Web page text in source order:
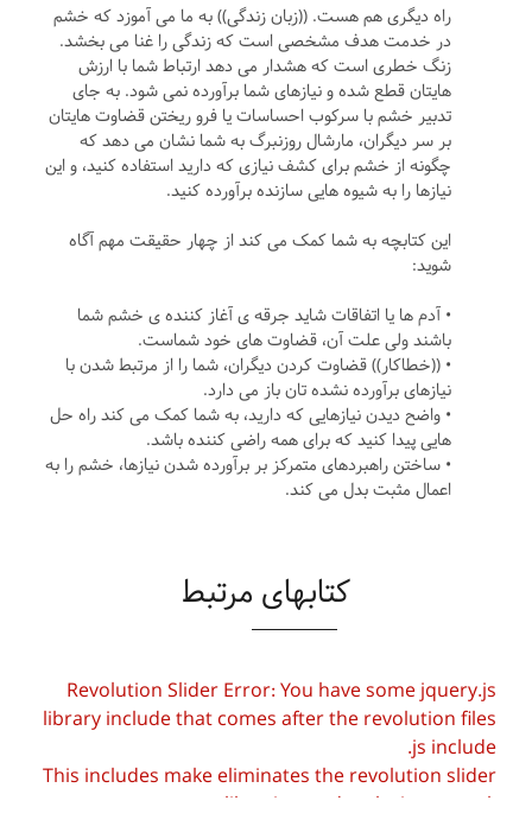
راه دیگری هم هست. ((زبان زندگی)) به ما می آموزد که خشم
در خدمت هدف مشخصی است که زندگی را غنا می بخشد.
زنگ خطری است که هشدار می دهد ارتباط شما با ارزش
هایتان قطع شده و نیازهای شما برآورده نمی شود. به جای
تدبیر خشم با سرکوب احساسات یا فرو ریختن قضاوت هایتان
بر سر دیگران، مارشال روزنبرگ به شما نشان می دهد که
چگونه از خشم برای کشف نیازی که دارید استفاده کنید، و این
نیازها را به شیوه هایی سازنده برآورده کنید.
این کتابچه به شما کمک می کند از چهار حقیقت مهم آگاه
شوید:
• آدم ها یا اتفاقات شاید جرقه ی آغاز کننده ی خشم شما
باشند ولی علت آن، قضاوت های خود شماست.
• ((خطاکار)) قضاوت کردن دیگران، شما را از مرتبط شدن با
نیازهای برآورده نشده تان باز می دارد.
• واضح دیدن نیازهایی که دارید، به شما کمک می کند راه حل
هایی پیدا کنید که برای همه راضی کننده باشد.
• ساختن راهبردهای متمرکز بر برآورده شدن نیازها، خشم را به
اعمال مثبت بدل می کند.
کتابهای مرتبط
Revolution Slider Error: You have some jquery.js
library include that comes after the revolution files
js include.
This includes make eliminates the revolution slider
libraries, and make it not work.